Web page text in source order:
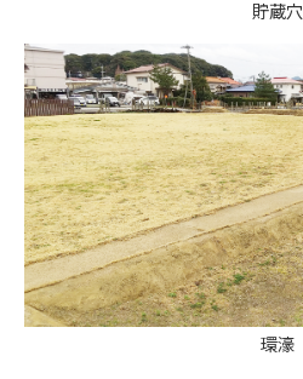
貯蔵穴
環濠